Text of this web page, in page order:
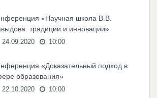
«Научная школа В.В.
традиции и инновации»
24.09.2020 10:00
«Доказательный подход в
образования»
22.10.2020 10:00